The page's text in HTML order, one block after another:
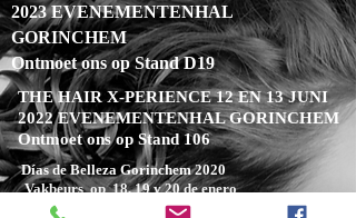
2023 EVENEMENTENHAL
GORINCHEM
Ontmoet ons op Stand D19
Días de Belleza Gorinchem 2020
Vakbeurs op 18, 19 y 20 de enero
THE HAIR X-PERIENCE 12 EN 13 JUNI
2022 EVENEMENTENHAL GORINCHEM
Ontmoet ons op Stand 106